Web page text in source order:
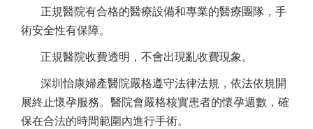
正規醫院有合格的醫療設備和專業的醫療團隊，手
術安全性有保障。
正規醫院收費透明，不會出現亂收費現象。
深圳怡康婦產醫院嚴格遵守法律法規，依法依規開
展終止懷孕服務。醫院會嚴格核實患者的懷孕週數，確
保在合法的時間範圍內進行手術。